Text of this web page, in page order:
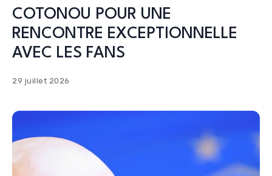
COTONOU POUR UNE
RENCONTRE EXCEPTIONNELLE
AVEC LES FANS
29 juillet 2026